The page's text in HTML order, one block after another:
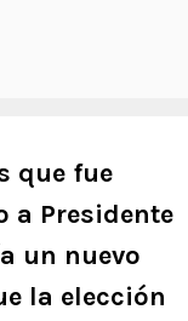
que fue
a Presidente
un nuevo
la elección